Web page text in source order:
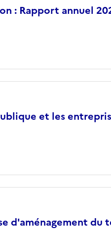
: Rapport annuel
et les
d'aménagement du